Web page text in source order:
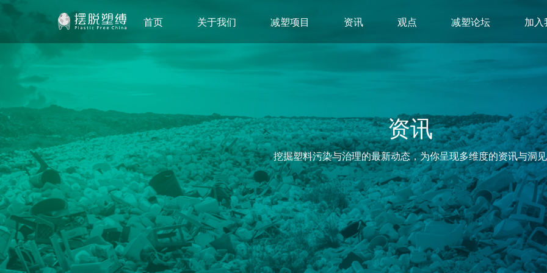
首页 关于我们 减塑项目 资讯 观点 减塑论坛 加入
资讯
挖掘塑料污染与治理的最新动态，为你呈现多维度的资讯与洞见